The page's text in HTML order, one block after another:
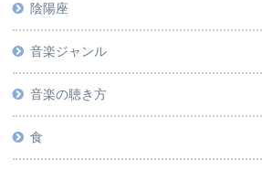
陰陽座
音楽ジャンル
音楽の聴き方
食